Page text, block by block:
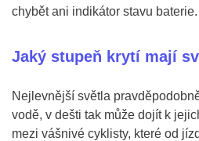
chybět ani indikátor stavu baterie.
Jaký stupeň krytí mají
Nejlevnější světla
vodě, v dešti tak může dojít k
mezi vášnivé cyklisty, které od